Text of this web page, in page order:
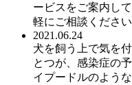
ービスをご案内し
軽にご相談ください
2021.06.24
犬を飼う上で気を
とつが、感染症の
イプードルのよう